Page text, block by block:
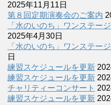
2025年11月11日
第８回定期演奏会のご案内
「水のいのち」ワンステー
2025年4月30日
「水のいのち」ワンステー
日
練習スケジュールを更新
練習スケジュールを更新
チャリティーコンサート
練習スケジュールを更新